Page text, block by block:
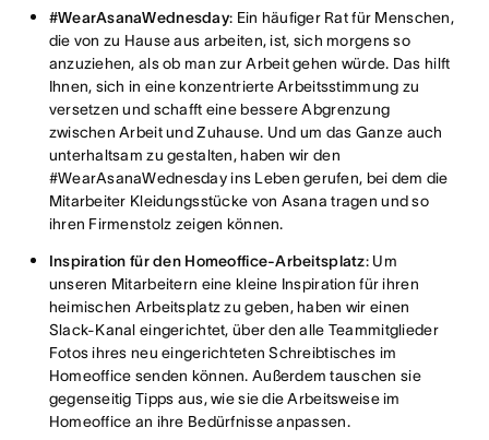
#WearAsanaWednesday: Ein häufiger Rat für Menschen,
die von zu Hause aus arbeiten, ist, sich morgens so
anzuziehen, als ob man zur Arbeit gehen würde. Das hilft
Ihnen, sich in eine konzentrierte Arbeitsstimmung zu
versetzen und schafft eine bessere Abgrenzung
zwischen Arbeit und Zuhause. Und um das Ganze auch
unterhaltsam zu gestalten, haben wir den
#WearAsanaWednesday ins Leben gerufen, bei dem die
Mitarbeiter Kleidungsstücke von Asana tragen und so
ihren Firmenstolz zeigen können.
Inspiration für den Homeoffice-Arbeitsplatz: Um
unseren Mitarbeitern eine kleine Inspiration für ihren
heimischen Arbeitsplatz zu geben, haben wir einen
Slack-Kanal eingerichtet, über den alle Teammitglieder
Fotos ihres neu eingerichteten Schreibtisches im
Homeoffice senden können. Außerdem tauschen sie
gegenseitig Tipps aus, wie sie die Arbeitsweise im
Homeoffice an ihre Bedürfnisse anpassen.